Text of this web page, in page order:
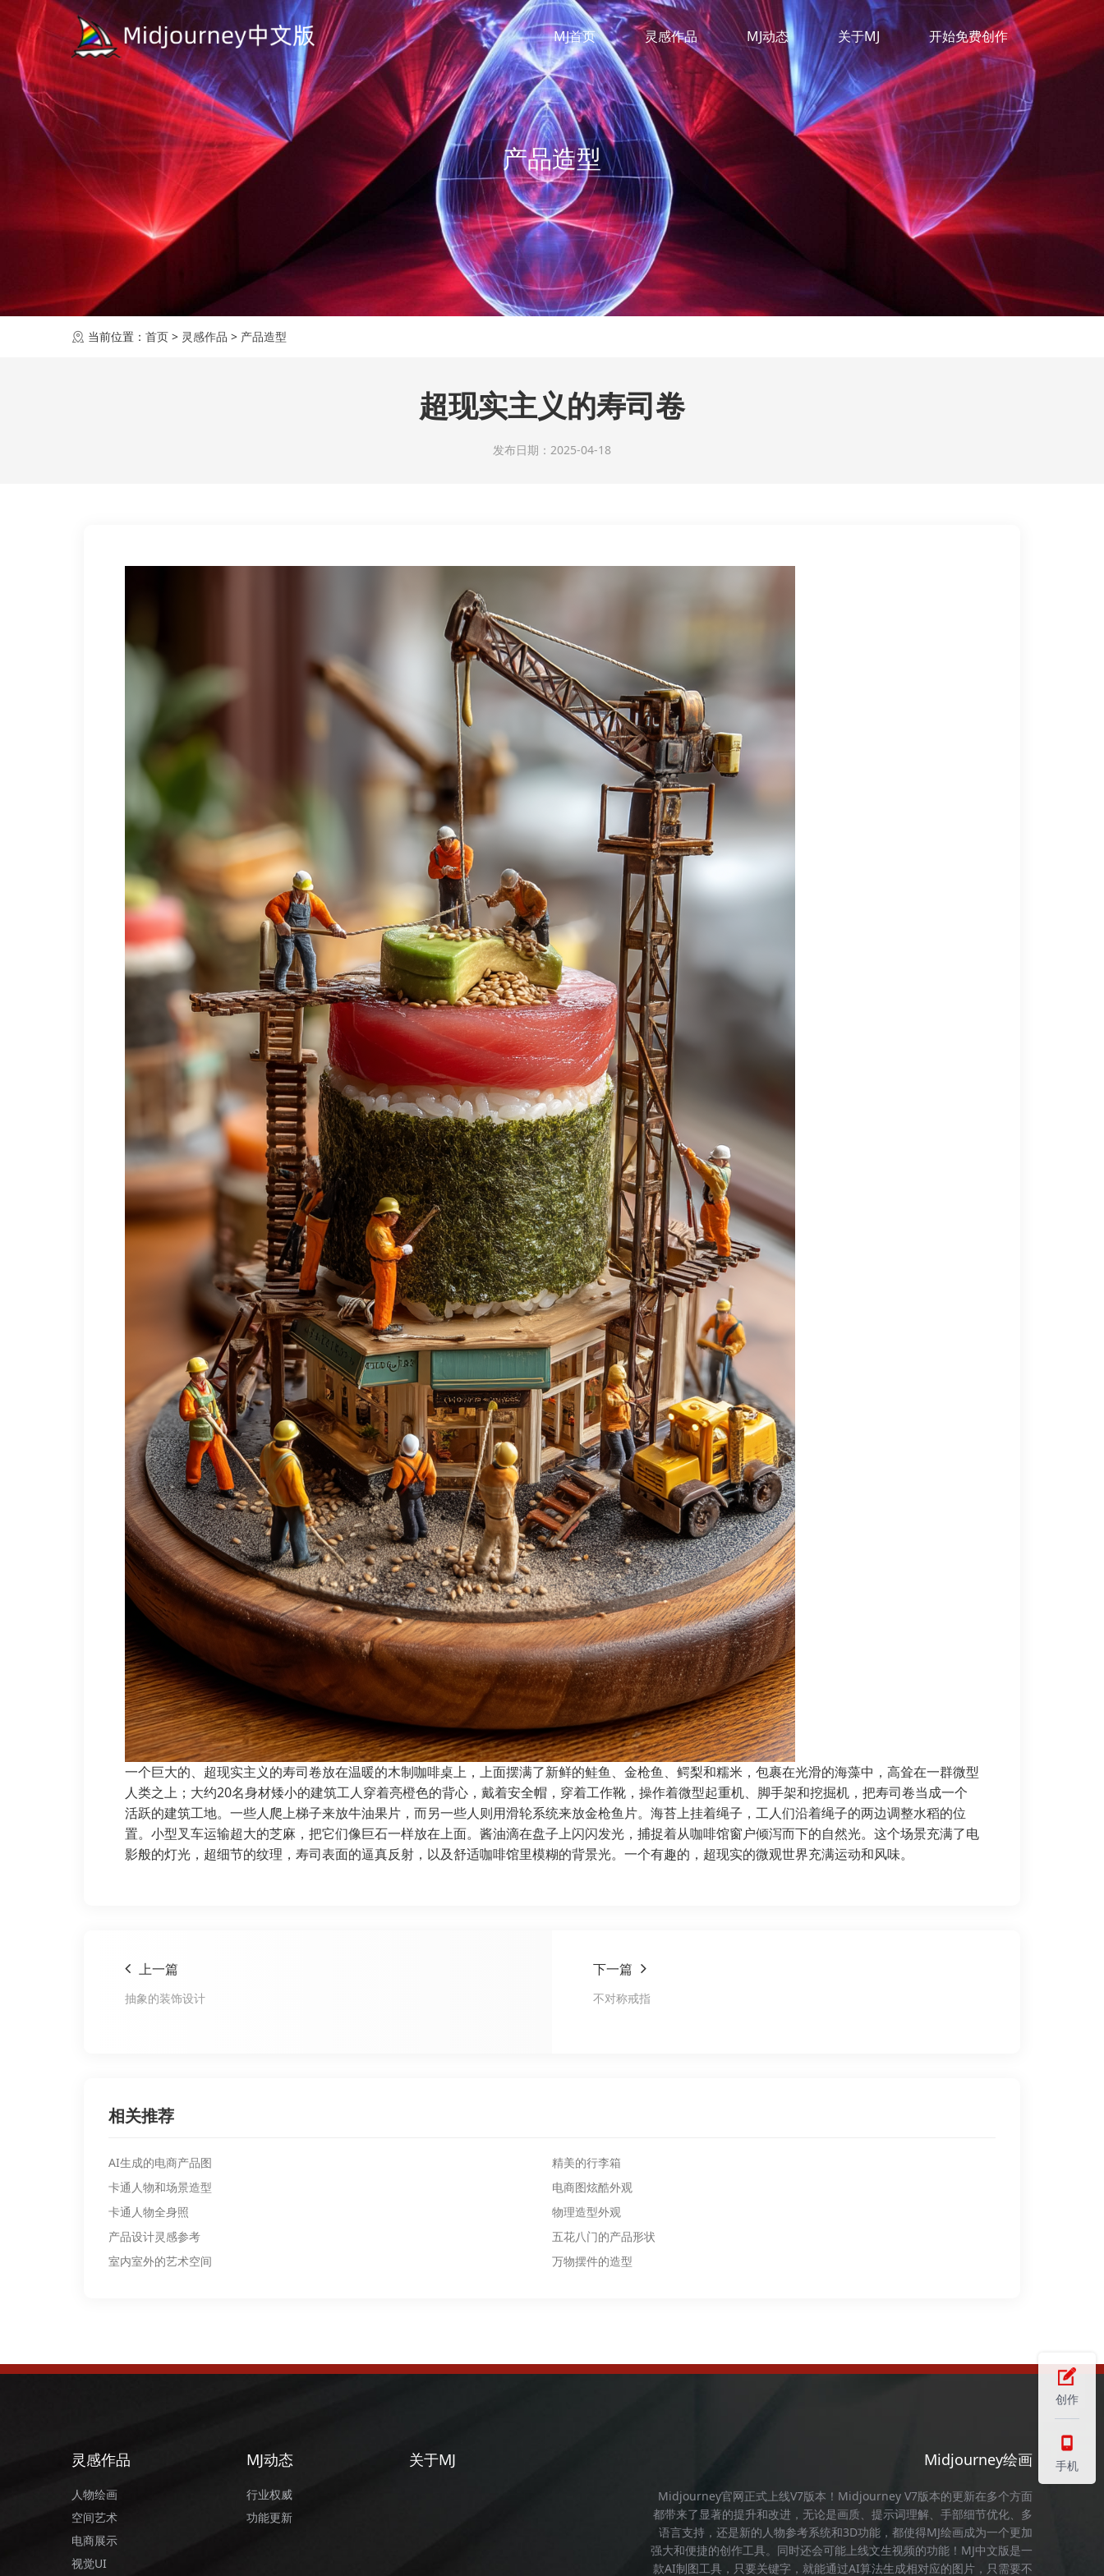
MJ首页 灵感作品 MJ动态 关于MJ 开始免费创作
产品造型
当前位置： 首页 > 灵感作品 > 产品造型
超现实主义的寿司卷
发布日期：2025-04-18
一个巨大的、超现实主义的寿司卷放在温暖的木制咖啡桌上，上面摆满了新鲜的鲑鱼、金枪鱼、鳄梨和糯米，包裹在光滑的海藻中，高耸在一群微型
人类之上；大约20名身材矮小的建筑工人穿着亮橙色的背心，戴着安全帽，穿着工作靴，操作着微型起重机、脚手架和挖掘机，把寿司卷当成一个
活跃的建筑工地。一些人爬上梯子来放牛油果片，而另一些人则用滑轮系统来放金枪鱼片。海苔上挂着绳子，工人们沿着绳子的两边调整水稻的位
置。小型叉车运输超大的芝麻，把它们像巨石一样放在上面。酱油滴在盘子上闪闪发光，捕捉着从咖啡馆窗户倾泻而下的自然光。这个场景充满了电
影般的灯光，超细节的纹理，寿司表面的逼真反射，以及舒适咖啡馆里模糊的背景光。一个有趣的，超现实的微观世界充满运动和风味。
上一篇
抽象的装饰设计
下一篇
不对称戒指
相关推荐
AI生成的电商产品图
精美的行李箱
卡通人物和场景造型
电商图炫酷外观
卡通人物全身照
物理造型外观
产品设计灵感参考
五花八门的产品形状
室内室外的艺术空间
万物摆件的造型
灵感作品
人物绘画
空间艺术
电商展示
视觉UI
MJ动态
行业权威
功能更新
关于MJ Midjourney绘画
Midjourney官网正式上线V7版本！ Midjourney V7版本的更新在多个方面
都带来了显著的提升和改进，无论是画质、提示词理解、手部细节优化、多
语言支持，还是新的人物参考系统和3D功能，都使得MJ绘画成为一个更加
强大和便捷的创作工具。同时还会可能上线文生视频的功能！ MJ中文版是一
款AI制图工具，只要关键字，就能通过AI算法生成相对应的图片，只需要不
创作
手机